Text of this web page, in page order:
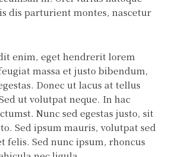
dis parturient montes, nascetur
enim, eget hendrerit lorem
massa et justo bibendum,
Donec ut lacus at tellus
ut volutpat neque. In hac
Nunc sed egestas justo, sit
Sed ipsum mauris, volutpat sed
felis. Sed nunc ipsum, rhoncus